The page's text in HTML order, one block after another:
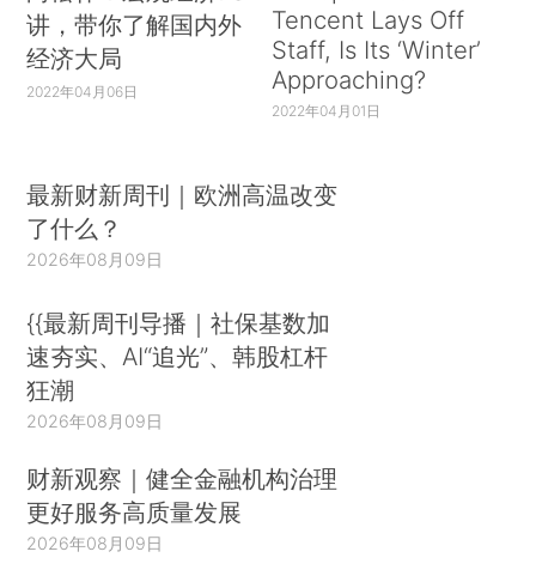
讲，带你了解国内外
经济大局
2022年04月06日
Tencent Lays Off
Staff, Is Its ‘Winter’
Approaching?
2022年04月01日
最新财新周刊｜欧洲高温改变
了什么？
2026年08月09日
{{最新周刊导播｜社保基数加
速夯实、AI“追光”、韩股杠杆
狂潮
2026年08月09日
财新观察｜健全金融机构治理
更好服务高质量发展
2026年08月09日